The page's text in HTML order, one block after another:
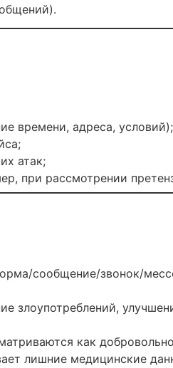
времени, адреса, условий);
атак;
при рассмотрении
сообщение/звонок/
злоупотреблений,
как
лишние медицинские